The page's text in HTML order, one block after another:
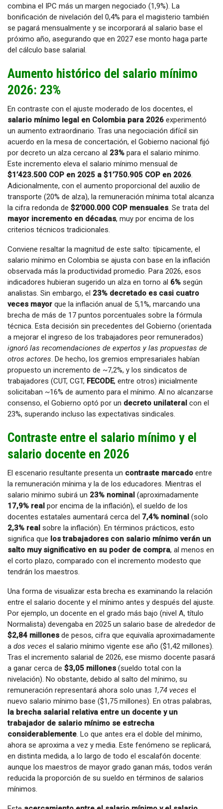
combina el IPC más un margen negociado (1,9%). La
bonificación de nivelación del 0,4% para el magisterio también
se pagará mensualmente y se incorporará al salario base el
próximo año, asegurando que en 2027 ese monto haga parte
del cálculo base salarial.
Aumento histórico del salario mínimo
2026: 23%
En contraste con el ajuste moderado de los docentes, el
salario mínimo legal en Colombia para 2026 experimentó
un aumento extraordinario. Tras una negociación difícil sin
acuerdo en la mesa de concertación, el Gobierno nacional fijó
por decreto un alza cercano al 23% para el salario mínimo.
Este incremento eleva el salario mínimo mensual de
$1’423.500 COP en 2025 a $1’750.905 COP en 2026.
Adicionalmente, con el aumento proporcional del auxilio de
transporte (20% de alza), la remuneración mínima total alcanza
la cifra redonda de $2’000.000 COP mensuales. Se trata del
mayor incremento en décadas, muy por encima de los
criterios técnicos tradicionales.
Conviene resaltar la magnitud de este salto: típicamente, el
salario mínimo en Colombia se ajusta con base en la inflación
observada más la productividad promedio. Para 2026, esos
indicadores hubieran sugerido un alza en torno al 6% según
analistas. Sin embargo, el 23% decretado es casi cuatro
veces mayor que la inflación anual de 5,1%, marcando una
brecha de más de 17 puntos porcentuales sobre la fórmula
técnica. Esta decisión sin precedentes del Gobierno (orientada
a mejorar el ingreso de los trabajadores peor remunerados)
ignoró las recomendaciones de expertos y las propuestas de
otros actores. De hecho, los gremios empresariales habían
propuesto un incremento de ~7,2%, y los sindicatos de
trabajadores (CUT, CGT, FECODE, entre otros) inicialmente
solicitaban ~16% de aumento para el mínimo. Al no alcanzarse
consenso, el Gobierno optó por un decreto unilateral con el
23%, superando incluso las expectativas sindicales.
Contraste entre el salario mínimo y el
salario docente en 2026
El escenario resultante presenta un contraste marcado entre
la remuneración mínima y la de los educadores. Mientras el
salario mínimo subirá un 23% nominal (aproximadamente
17,9% real por encima de la inflación), el sueldo de los
docentes estatales aumentará cerca del 7,4% nominal (solo
2,3% real sobre la inflación). En términos prácticos, esto
significa que los trabajadores con salario mínimo verán un
salto muy significativo en su poder de compra, al menos en
el corto plazo, comparado con el incremento modesto que
tendrán los maestros.
Una forma de visualizar esta brecha es examinando la relación
entre el salario docente y el mínimo antes y después del ajuste.
Por ejemplo, un docente en el grado más bajo (nivel A, título
Normalista) devengaba en 2025 un salario base de alrededor de
$2,84 millones de pesos, cifra que equivalía aproximadamente
a dos veces el salario mínimo vigente ese año ($1,42 millones).
Tras el incremento salarial de 2026, ese mismo docente pasará
a ganar cerca de $3,05 millones (sueldo total con la
nivelación). No obstante, debido al salto del mínimo, su
remuneración representará ahora solo unas 1,74 veces el
nuevo salario mínimo base ($1,75 millones). En otras palabras,
la brecha salarial relativa entre un docente y un
trabajador de salario mínimo se estrecha
considerablemente. Lo que antes era el doble del mínimo,
ahora se aproxima a vez y media. Este fenómeno se replicará,
en distinta medida, a lo largo de todo el escalafón docente:
aunque los maestros de mayor grado ganan más, todos verán
reducida la proporción de su sueldo en términos de salarios
mínimos.